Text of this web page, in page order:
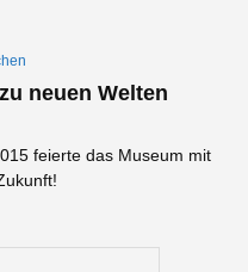
neuen Welten
feierte das Museum mit